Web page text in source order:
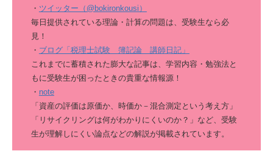
・ ツイッター（@bokironkousi）
毎日提供されている理論・計算の問題は、受験生なら必
見！
・ ブログ「税理士試験 簿記論 講師日記」
これまでに蓄積された膨大な記事は、学習内容・勉強法と
もに受験生が困ったときの貴重な情報源！
・ note
「資産の評価は原価か、時価か－混合測定という考え方」
「リサイクリングは何がわかりにくいのか？」など、受験
生が理解しにくい論点などの解説が掲載されています。